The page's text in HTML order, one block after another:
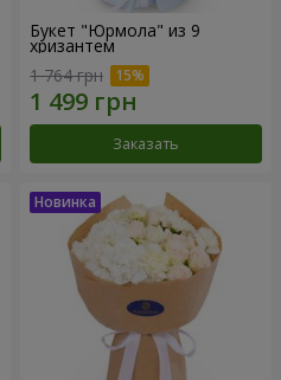
Букет "Юрмола" из 9
хризантем
1 764 грн
Заказать